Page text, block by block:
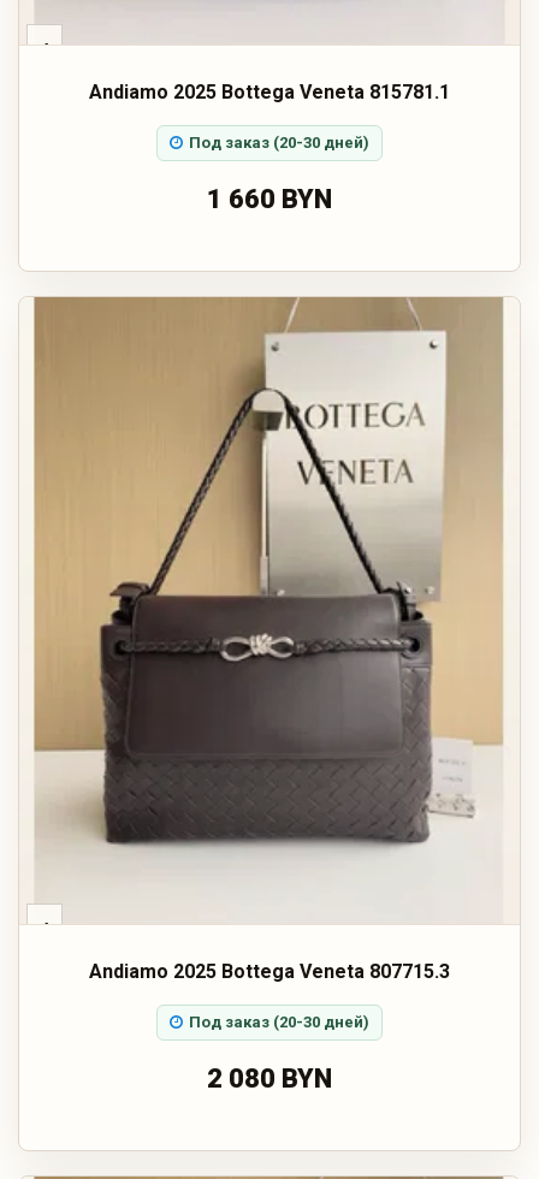
‹
Andiamo 2025 Bottega Veneta 815781.1
Под заказ (20-30 дней)
1 660 BYN
‹
Andiamo 2025 Bottega Veneta 807715.3
Под заказ (20-30 дней)
2 080 BYN